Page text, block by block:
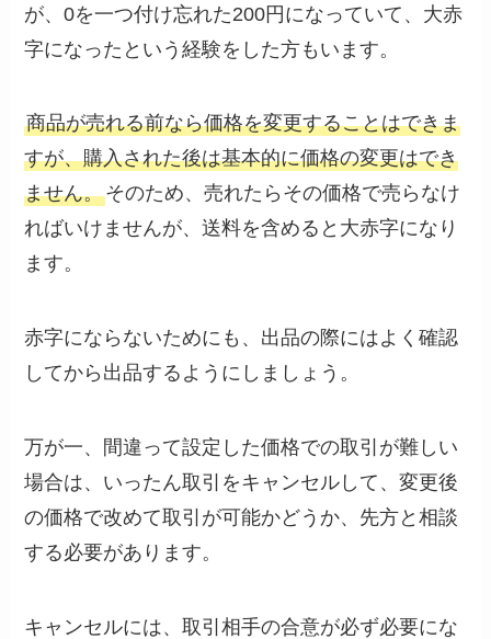
が、0を一つ付け忘れた200円になっていて、大赤
字になったという経験をした方もいます。
商品が売れる前なら価格を変更することはできま
すが、購入された後は基本的に価格の変更はでき
ません。そのため、売れたらその価格で売らなけ
ればいけませんが、送料を含めると大赤字になり
ます。
赤字にならないためにも、出品の際にはよく確認
してから出品するようにしましょう。
万が一、間違って設定した価格での取引が難しい
場合は、いったん取引をキャンセルして、変更後
の価格で改めて取引が可能かどうか、先方と相談
する必要があります。
キャンセルには、取引相手の合意が必ず必要にな